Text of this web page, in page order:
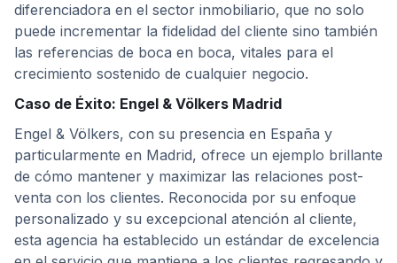
diferenciadora en el sector inmobiliario, que no solo
puede incrementar la fidelidad del cliente sino también
las referencias de boca en boca, vitales para el
crecimiento sostenido de cualquier negocio.
Caso de Éxito: Engel & Völkers Madrid
Engel & Völkers, con su presencia en España y
particularmente en Madrid, ofrece un ejemplo brillante
de cómo mantener y maximizar las relaciones post-
venta con los clientes. Reconocida por su enfoque
personalizado y su excepcional atención al cliente,
esta agencia ha establecido un estándar de excelencia